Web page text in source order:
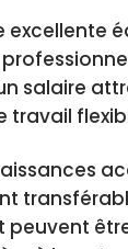
excellente
salaire
travail
peuvent